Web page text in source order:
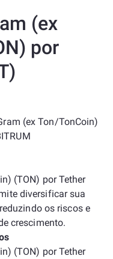
(ex
por
(ex Ton/TonCoin)
(TON) por Tether
diversificar sua
os riscos e
crescimento.
(TON) por Tether